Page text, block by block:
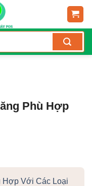
Phù Hợp
Hợp Với Các Loại